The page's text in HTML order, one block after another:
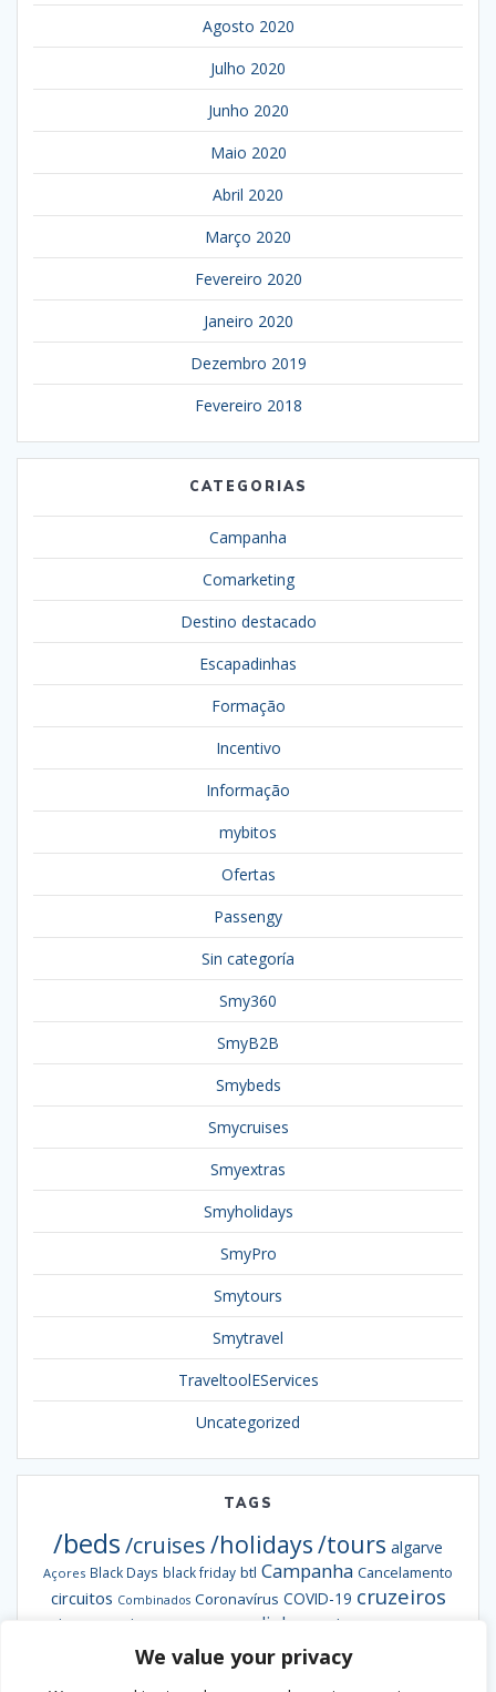
We value your privacy
Agosto 2020
Julho 2020
Junho 2020
Maio 2020
Abril 2020
Março 2020
Fevereiro 2020
Janeiro 2020
Dezembro 2019
Fevereiro 2018
CATEGORIAS
Campanha
Comarketing
Destino destacado
Escapadinhas
Formação
Incentivo
Informação
mybitos
Ofertas
Passengy
Sin categoría
Smy360
SmyB2B
Smybeds
Smycruises
Smyextras
Smyholidays
SmyPro
Smytours
Smytravel
TraveltoolEServices
Uncategorized
TAGS
/beds/cruises/holidays/tours algarve
Açores Black Days black friday btl Campanha Cancelamento
circuitos Combinados Coronavírus COVID-19 cruzeiros
destaques da semana escapadinhas Exclusiva
grandes viagens hoteis hotel hotéis informação
Ofertas pacotes